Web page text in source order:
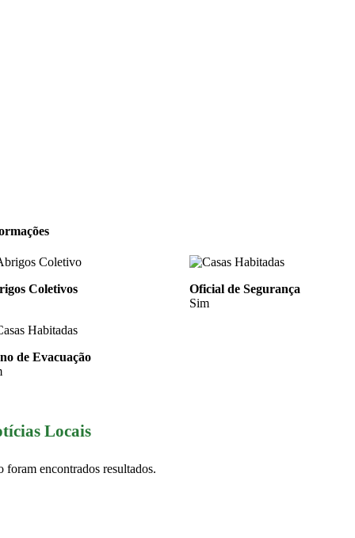
Coletivos
Oficial de Segurança
Sim
de Evacuação
Locais
foram encontrados resultados.